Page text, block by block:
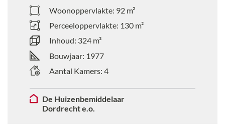
Woonoppervlakte: 92 m²
Perceeloppervlakte: 130 m²
Inhoud: 324 m³
Bouwjaar: 1977
Aantal Kamers:4
De Huizenbemiddelaar
Dordrecht e.o.